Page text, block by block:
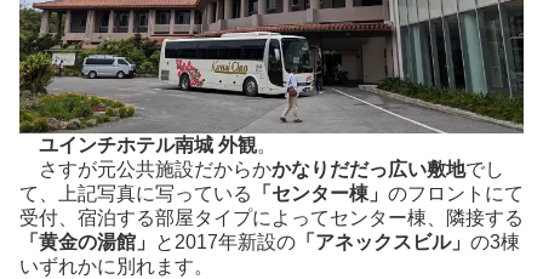
ユインチホテル南城 外観。
さすが元公共施設だからかかなりだだっ広い敷地でし
て、上記写真に写っている
「センター棟」 のフロントにて
受付、宿泊する部屋タイプによってセンター棟、隣接する
「黄金の湯館」
と2017年新設の 「アネックスビル」 の3棟
いずれかに別れます。